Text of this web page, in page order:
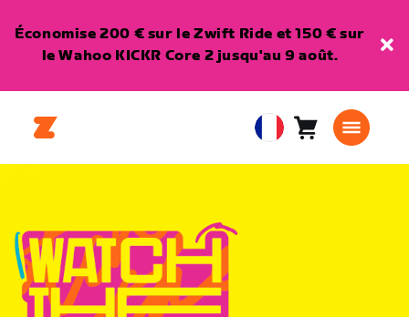
Économise 200 € sur le Zwift Ride et 150 € sur
le Wahoo KICKR Core 2 jusqu'au 9 août.
European
Union
Panier0